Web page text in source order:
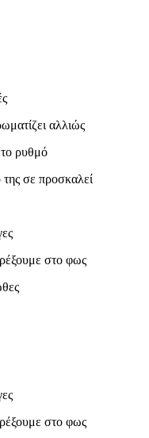
αλλιώς
το ρυθμό
σε προσκαλεί
στο φως
στο φως